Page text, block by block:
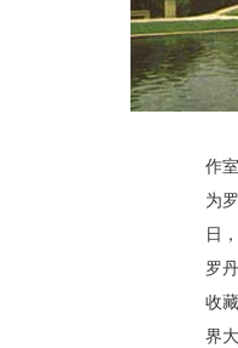
巴黎
作
为
日
罗
收
界